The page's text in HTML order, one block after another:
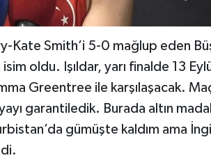
Smith’i 5-0 mağlup eden
oldu. Işıldar, yarı finalde 13
Greentree ile karşılaşacak.
garantiledik. Burada altın
gümüşte kaldım ama